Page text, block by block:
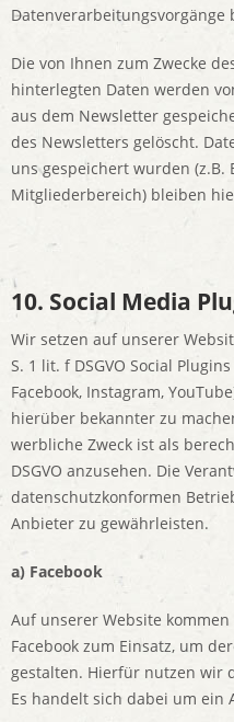
Die von Ihnen zum Zwecke
hinterlegten Daten werden
aus dem Newsletter
des Newsletters gelöscht.
uns gespeichert wurden (z.B.
Mitgliederbereich) bleiben
10. Social Media
Wir setzen auf unserer
S. 1 lit. f DSGVO Social
Facebook, Instagram,
hierüber bekannter zu
werbliche Zweck ist als
DSGVO anzusehen. Die
datenschutzkonformen
Anbieter zu gewährleisten.
a) Facebook
Auf unserer Website
Facebook zum Einsatz, um
gestalten. Hierfür nutzen wir
Es handelt sich dabei um ein